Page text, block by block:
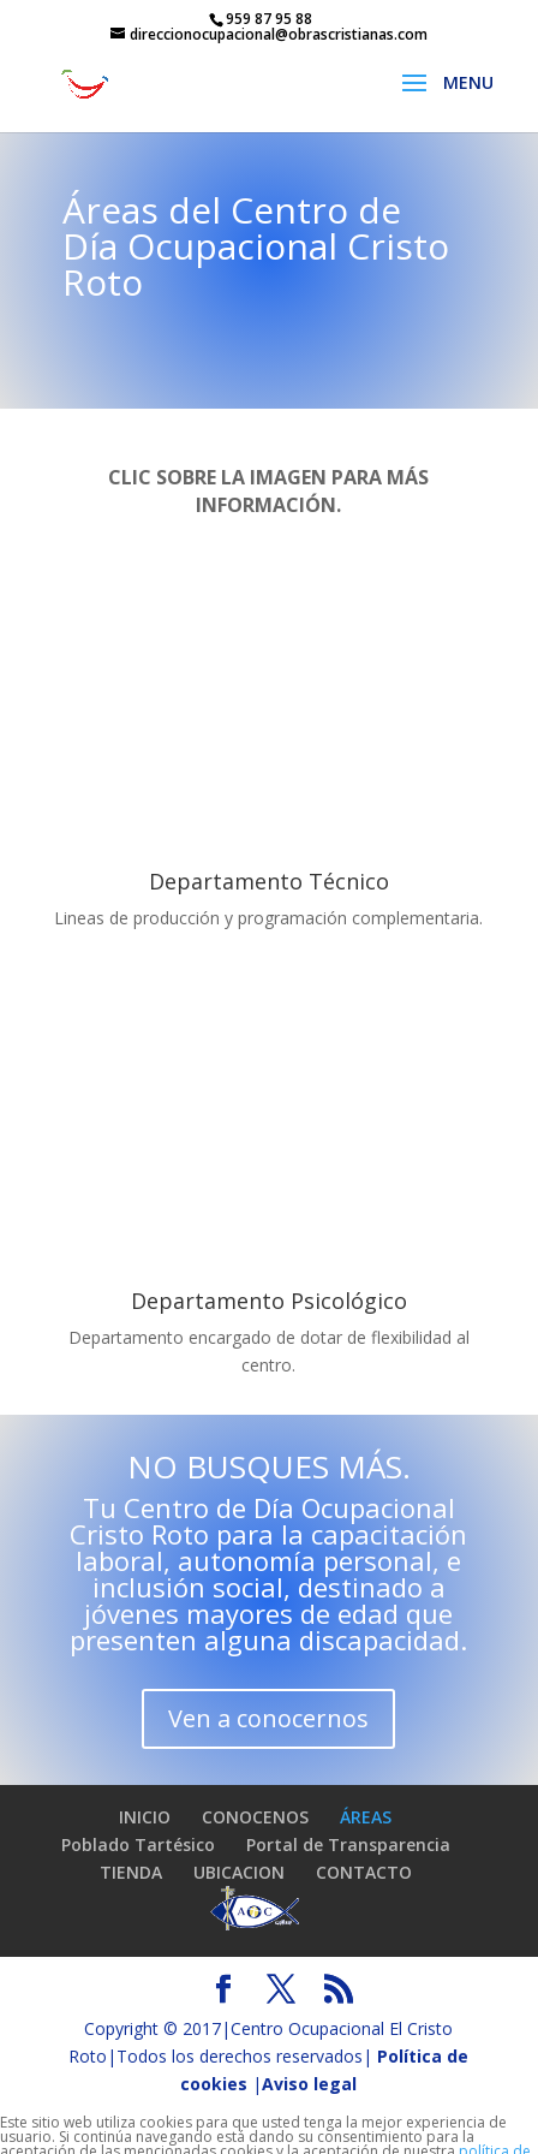
959 87 95 88
direccionocupacional@obrascristianas.com
Áreas del Centro de
Día Ocupacional Cristo
Roto
CLIC SOBRE LA IMAGEN PARA MÁS
INFORMACIÓN.
Departamento Técnico
Lineas de producción y programación complementaria.
Departamento Psicológico
Departamento encargado de dotar de flexibilidad al
centro.
NO BUSQUES MÁS.
Tu Centro de Día Ocupacional
Cristo Roto para la capacitación
laboral, autonomía personal, e
inclusión social, destinado a
jóvenes mayores de edad que
presenten alguna discapacidad.
Ven a conocernos
INICIO CONOCENOS
ÁREAS
Poblado Tartésico
Portal de Transparencia
TIENDA
UBICACION CONTACTO
Copyright © 2017|Centro Ocupacional El Cristo
Roto|Todos los derechos reservados| Política de
cookies |Aviso legal
Este sitio web utiliza cookies para que usted tenga la mejor experiencia de
usuario. Si continúa navegando está dando su consentimiento para la